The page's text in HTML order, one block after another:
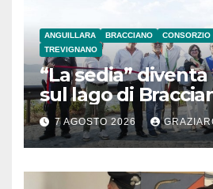
ANGUILLARA BRACCIANO
TREVIGNANO
“La sedia”
sul lago di
l’inaugurazione
7 AGOSTO 2026